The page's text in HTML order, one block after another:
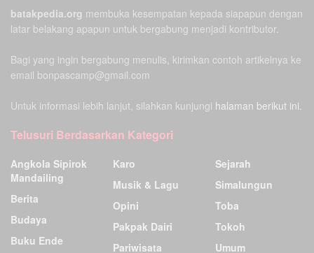
batakpedia.org membuka kesempatan kepada siapapun dengan
latar belakang apapun untuk bergabung menjadi kontributor.
Bagi yang ingin bergabung menulis, kirimkan contoh artikelnya ke
email bonpascamp@gmail.com
Untuk informasi lebih lanjut, silahkan kunjungi halaman berikut ini.
Telusuri Berdasarkan Kategori
Angkola Sipirok
Mandailing
Berita
Budaya
Buku Ende
Karo
Musik & Lagu
Opini
Pakpak Dairi
Pariwisata
Sejarah
Simalungun
Toba
Tokoh
Umum